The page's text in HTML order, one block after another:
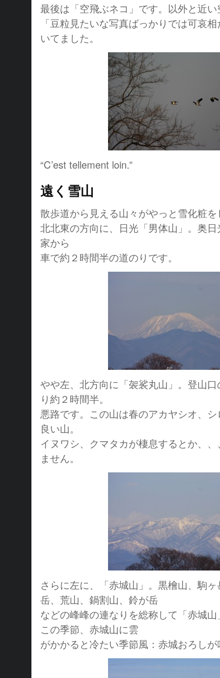
最後は「空飛ぶネコ」です。以外と近
「豆粒見たいな写真ばっかりでは可哀
いてました。
“C’est tellement loin.”
遠く雪山
散歩道から見える山々がやっと雪化粧
北北東の方向に、日光「男体山」。奥
家から
車で約２時間半の道のりです。
やや左、北方向に「袈裟丸山」。登山
り約２時間半。
悪路です。この山は春のアカヤシオ、
良い山。
イヌワシ、クマタカが棲息するとか、
ません。
さらに左に、「赤城山」。黒檜山、駒
岳、荒山、鍋割山、鈴が岳
などの峰峰の連なりを総称して「赤城
この季節、赤城山に雲
がかかると冷たい季節風：赤城おろし